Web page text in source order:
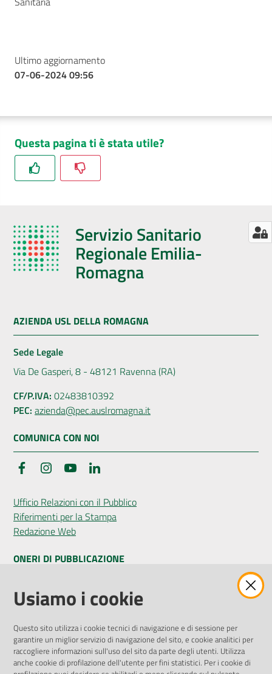
dei
a...
e
Seguici
Ultimo aggiornamento
07-06-2024 09:56
Questa pagina ti è stata utile?
Servizio Sanitario
Regionale Emilia-
Romagna
AZIENDA USL DELLA ROMAGNA
Sede Legale
Via De Gasperi, 8 - 48121 Ravenna (RA)
CF/P.IVA: 02483810392
PEC: azienda@pec.auslromagna.it
COMUNICA CON NOI
FacebookInstagramYouTube
Ufficio Relazioni con il Pubblico
Riferimenti per la Stampa
Redazione Web
ONERI DI PUBBLICAZIONE
Amministrazione Trasparente
Pubblicità legale
Privacy Policy
Attuazione Misure PNRR
Liste di Attesa
Usiamo i cookie
Questo sito utilizza i cookie tecnici di navigazione e di sessione per
garantire un miglior servizio di navigazione del sito, e cookie analitici per
raccogliere informazioni sull'uso del sito da parte degli utenti. Utilizza
anche cookie di profilazione dell'utente per fini statistici. Per i cookie di